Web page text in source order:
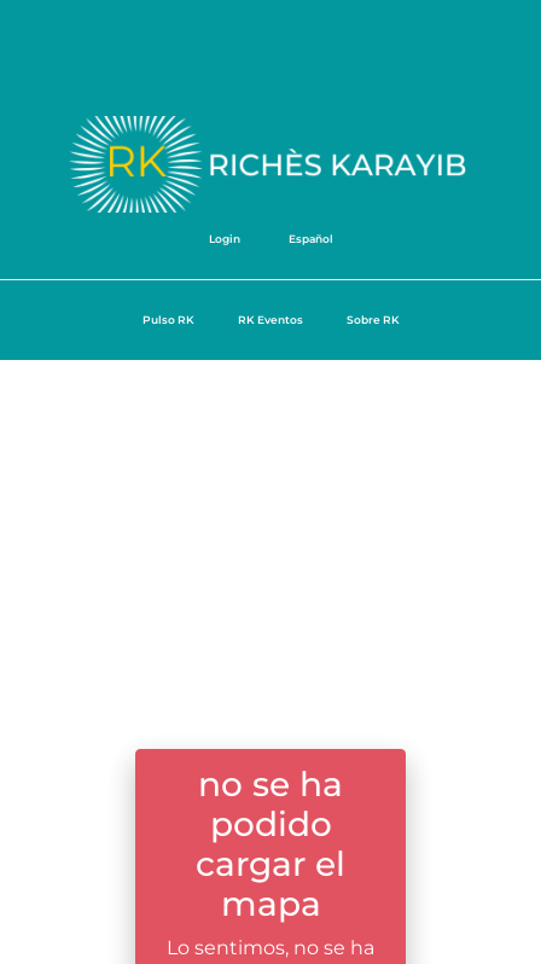
Login Español
Pulso RK RK Eventos Sobre RK
no se ha
podido
cargar el
mapa
Lo sentimos, no se ha